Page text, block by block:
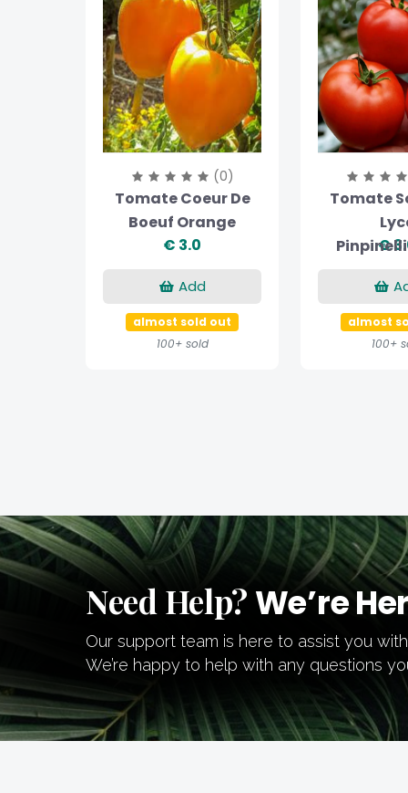
(0)
Tomate Coeur De
Boeuf Orange
€ 3.0
Add
almost sold out
100+ sold
Tomate
€
almost
100+
Need Help? We’re
Our support team is here to assist you
We’re happy to help with any questions